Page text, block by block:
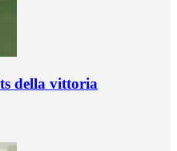
della vittoria